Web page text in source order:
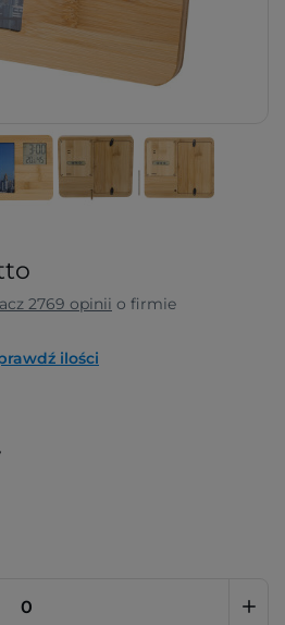
2769 opinii o firmie
ilości